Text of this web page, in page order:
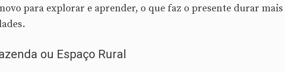
para explorar e aprender, o que faz o presente durar mais
ou Espaço Rural